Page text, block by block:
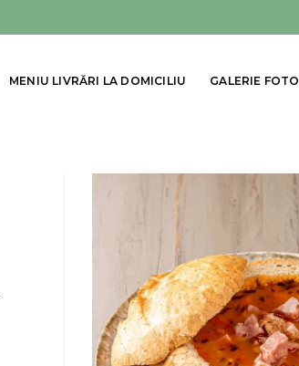
MENIU LIVRĂRI LA DOMICILIU GALERIE FOTO